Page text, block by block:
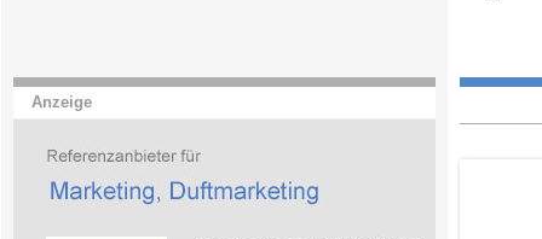
Anzeige